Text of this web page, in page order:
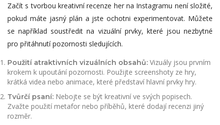
Začít s tvorbou kreativní recenze her na Instagramu není složité,
pokud máte jasný plán a jste ochotni experimentovat. Můžete
se například soustředit na vizuální prvky, které jsou nezbytné
pro přitáhnutí pozornosti sledujících.
Použití atraktivních vizuálních obsahů: Vizuály jsou prvním
krokem k upoutání pozornosti. Použijte screenshoty ze hry,
krátká videa nebo animace, které představí hlavní prvky hry.
Tvůrčí psaní: Nebojte se být kreativní ve svých popisech.
Zvažte použití metafor nebo příběhů, které dodají recenzi jiný
rozměr.